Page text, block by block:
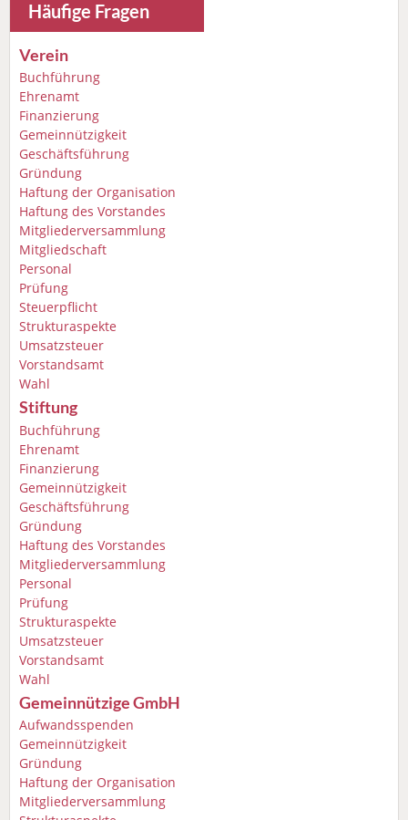
Häufige Fragen
Verein
Buchführung
Ehrenamt
Finanzierung
Gemeinnützigkeit
Geschäftsführung
Gründung
Haftung der Organisation
Haftung des Vorstandes
Mitgliederversammlung
Mitgliedschaft
Personal
Prüfung
Steuerpflicht
Strukturaspekte
Umsatzsteuer
Vorstandsamt
Wahl
Stiftung
Buchführung
Ehrenamt
Finanzierung
Gemeinnützigkeit
Geschäftsführung
Gründung
Haftung des Vorstandes
Mitgliederversammlung
Personal
Prüfung
Strukturaspekte
Umsatzsteuer
Vorstandsamt
Wahl
Gemeinnützige GmbH
Aufwandsspenden
Gemeinnützigkeit
Gründung
Haftung der Organisation
Mitgliederversammlung